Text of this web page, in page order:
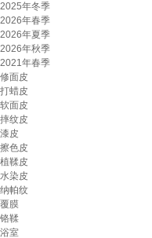
2025年冬季
2026年春季
2026年夏季
2026年秋季
2021年春季
修面皮
打蜡皮
软面皮
摔纹皮
漆皮
擦色皮
植鞣皮
水染皮
纳帕纹
覆膜
铬鞣
浴室